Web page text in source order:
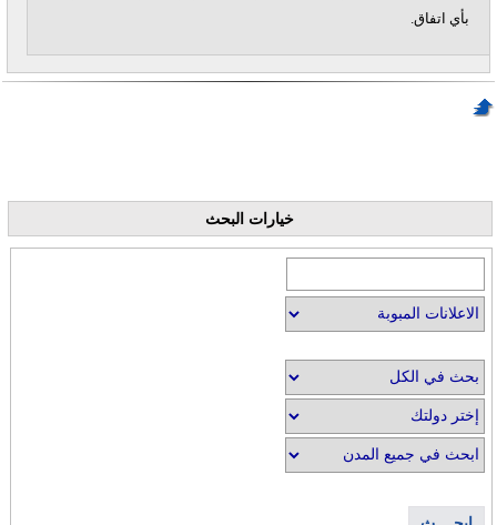
بأي اتفاق.
خيارات البحث